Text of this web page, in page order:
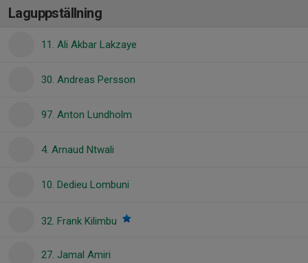
Laguppställning
11. Ali Akbar Lakzaye
30. Andreas Persson
97. Anton Lundholm
4. Arnaud Ntwali
10. Dedieu Lombuni
32. Frank Kilimbu
27. Jamal Amiri